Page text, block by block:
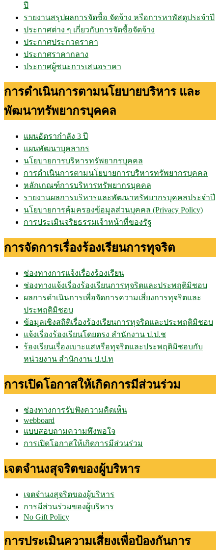
ปี
รายงานสรุปผลการจัดซื้อ จัดจ้าง หรือการหาพัสดุประจำปี
ประกาศต่าง ๆ เกี่ยวกับการจัดซื้อจัดจ้าง
ประกาศประกวดราคา
ประกาศราคากลาง
ประกาศผู้ชนะการเสนอราคา
การดำเนินการตามนโยบายบริหาร และ
พัฒนาทรัพยากรบุคคล
แผนอัตรากำลัง 3 ปี
แผนพัฒนาบุคลากร
นโยบายการบริหารทรัพยากรบุคคล
การดำเนินการตามนโยบายการบริหารทรัพยากรบุคคล
หลักเกณฑ์การบริหารทรัพยากรบุคคล
รายงานผลการบริหารและพัฒนาทรัพยากรบุคคลประจำปี
นโยบายการคุ้มครองข้อมูลส่วนบุคคล (Privacy Policy)
การประเมินจริยธรรมเจ้าหน้าที่ของรัฐ
การจัดการเรื่องร้องเรียนการทุจริต
ช่องทางการแจ้งเรื่องร้องเรียน
ช่องทางแจ้งเรื่องร้องเรียนการทุจริตและประพฤติมิชอบ
ผลการดำเนินการเพื่อจัดการความเสี่ยงการทุจริตและ
ประพฤติมิชอบ
ข้อมูลเชิงสถิติเรื่องร้องเรียนการทุจริตและประพฤติมิชอบ
แจ้งเรื่องร้องเรียนโดยตรง สำนักงาน ป.ป.ช
ร้องเรียนเรื่องเบาะแสหรือทุจริตและประพฤติมิชอบกับ
หน่วยงาน สำนักงาน ป.ป.ท
การเปิดโอกาสให้เกิดการมีส่วนร่วม
ช่องทางการรับฟังความคิดเห็น
webboard
แบบสอบถามความพึงพอใจ
การเปิดโอกาสให้เกิดการมีส่วนร่วม
เจตจำนงสุจริตของผู้บริหาร
เจตจำนงสุจริตของผู้บริหาร
การมีส่วนร่วมของผู้บริหาร
No Gift Policy
การประเมินความเสี่ยงเพื่อป้องกันการ